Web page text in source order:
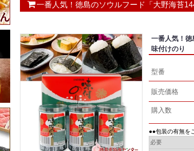
一番人気！徳島のソウルフード「大野海苔
一番人気！
味付けのり
型番
販売価格
購入数
●●包装の有無を
必要